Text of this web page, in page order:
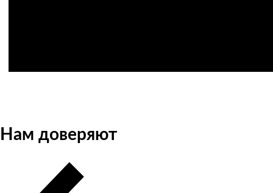
Нам доверяют